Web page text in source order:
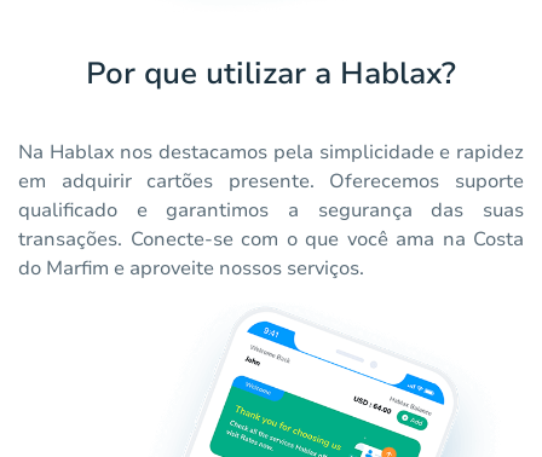
Por que utilizar a Hablax?
Na Hablax nos destacamos pela simplicidade e rapidez
em adquirir cartões presente. Oferecemos suporte
qualificado e garantimos a segurança das suas
transações. Conecte-se com o que você ama na Costa
do Marfim e aproveite nossos serviços.